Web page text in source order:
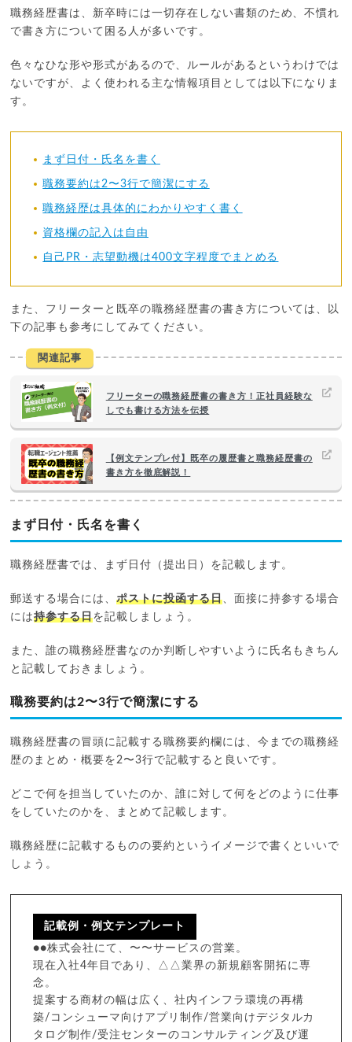
職務経歴書は、新卒時には一切存在しない書類のため、不慣れ
で書き方について困る人が多いです。
色々なひな形や形式があるので、ルールがあるというわけでは
ないですが、よく使われる主な情報項目としては以下になりま
す。
まず日付・氏名を書く
職務要約は2〜3行で簡潔にする
職務経歴は具体的にわかりやすく書く
資格欄の記入は自由
自己PR・志望動機は400文字程度でまとめる
また、フリーターと既卒の職務経歴書の書き方については、以
下の記事も参考にしてみてください。
関連記事
フリーターの職務経歴書の書き方！正社員経験な
しでも書ける方法を伝授
【例文テンプレ付】既卒の履歴書と職務経歴書の
書き方を徹底解説！
まず日付・氏名を書く
職務経歴書では、まず日付（提出日）を記載します。
郵送する場合には、ポストに投函する日、面接に持参する場合
には持参する日を記載しましょう。
また、誰の職務経歴書なのか判断しやすいように氏名もきちん
と記載しておきましょう。
職務要約は2〜3行で簡潔にする
職務経歴書の冒頭に記載する職務要約欄には、今までの職務経
歴のまとめ・概要を2〜3行で記載すると良いです。
どこで何を担当していたのか、誰に対して何をどのように仕事
をしていたのかを、まとめて記載します。
職務経歴に記載するものの要約というイメージで書くといいで
しょう。
記載例・例文テンプレート
●●株式会社にて、〜〜サービスの営業。
現在入社4年目であり、△△業界の新規顧客開拓に専
念。
提案する商材の幅は広く、社内インフラ環境の再構
築/コンシューマ向けアプリ制作/営業向けデジタルカ
タログ制作/受注センターのコンサルティング及び運